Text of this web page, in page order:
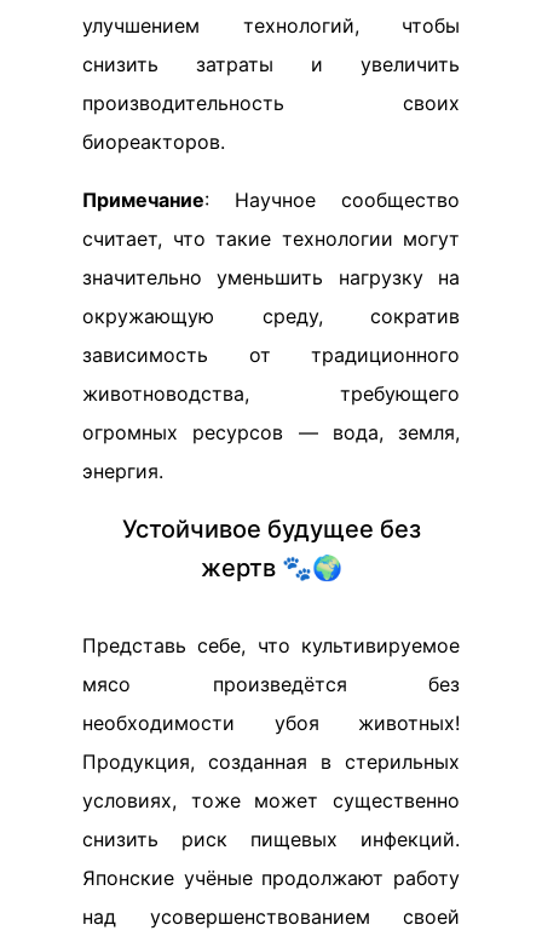
улучшением технологий, чтобы
снизить затраты и увеличить
производительность своих
биореакторов.
Примечание: Научное сообщество
считает, что такие технологии могут
значительно уменьшить нагрузку на
окружающую среду, сократив
зависимость от традиционного
животноводства, требующего
огромных ресурсов — вода, земля,
энергия.
Устойчивое будущее без
жертв 🐾🌍
Представь себе, что культивируемое
мясо произведётся без
необходимости убоя животных!
Продукция, созданная в стерильных
условиях, тоже может существенно
снизить риск пищевых инфекций.
Японские учёные продолжают работу
над усовершенствованием своей